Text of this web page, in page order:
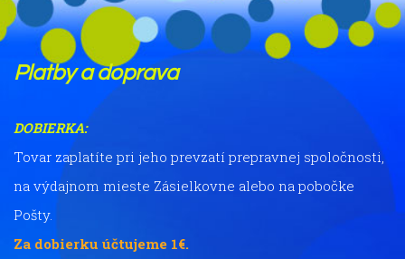
Platby a doprava
DOBIERKA:
Tovar zaplatíte pri jeho prevzatí prepravnej spoločnosti,
na výdajnom mieste Zásielkovne alebo na pobočke
Pošty.
Za dobierku účtujeme 1€.